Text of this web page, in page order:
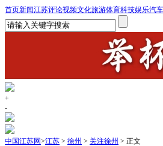
首页新闻江苏评论视频文化旅游体育科技娱乐汽车
+
-
中国江苏网>江苏 > 徐州 > 关注徐州 > 正文